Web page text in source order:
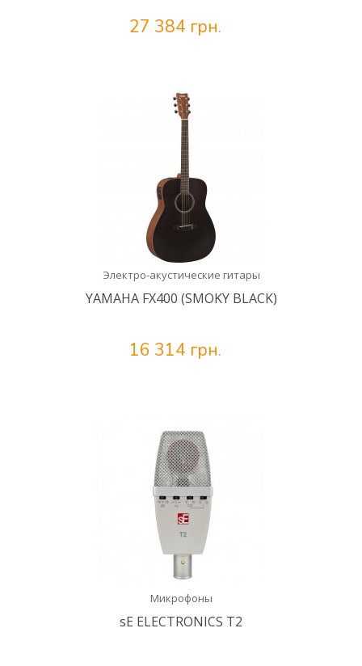
27 384 грн.
Электро-акустические гитары
YAMAHA FX400 (SMOKY BLACK)
16 314 грн.
Микрофоны
sE ELECTRONICS T2